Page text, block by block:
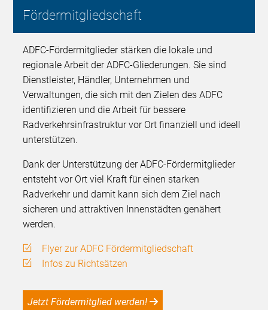
Fördermitgliedschaft
ADFC-Fördermitglieder stärken die lokale und
regionale Arbeit der ADFC-Gliederungen. Sie sind
Dienstleister, Händler, Unternehmen und
Verwaltungen, die sich mit den Zielen des ADFC
identifizieren und die Arbeit für bessere
Radverkehrsinfrastruktur vor Ort finanziell und ideell
unterstützen.
Dank der Unterstützung der ADFC-Fördermitglieder
entsteht vor Ort viel Kraft für einen starken
Radverkehr und damit kann sich dem Ziel nach
sicheren und attraktiven Innenstädten genähert
werden.
Flyer zur ADFC Fördermitgliedschaft
Infos zu Richtsätzen
Jetzt Fördermitglied werden!